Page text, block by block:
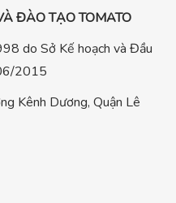
ĐÀO TẠO TOMATO
do Sở Kế hoạch và Đầu
2015
Kênh Dương, Quận Lê